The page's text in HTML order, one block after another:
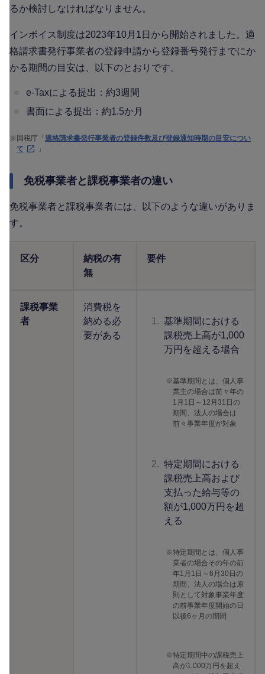
るか検討しなければなりません。
インボイス制度は2023年10月1日から開始されました。適
格請求書発行事業者の登録申請から登録番号発行までにか
かる期間の目安は、以下のとおりです。
e-Taxによる提出：約3週間
書面による提出：約1.5か月
※ 国税庁「適格請求書発行事業者の登録件数及び登録通知時期の目安につい
て
」
免税事業者と課税事業者の違い
免税事業者と課税事業者には、以下のような違いがありま
す。
区分
納税の有
無
要件
課税事業
者
消費税を
納める必
要がある
1. 基準期間における
課税売上高が1,000
万円を超える場合
※ 基準期間とは、個人事
業主の場合は前々年の
1月1日～12月31日の
期間、法人の場合は
前々事業年度が対象
2. 特定期間における
課税売上高および
支払った給与等の
額が1,000万円を超
える
※特定期間とは、個人事
業者の場合その年の前
年1月1日～6月30日の
期間、法人の場合は原
則として対象事業年度
の前事業年度開始の日
以後6ヶ月の期間
※特定期間中の課税売上
高が1,000万円を超え